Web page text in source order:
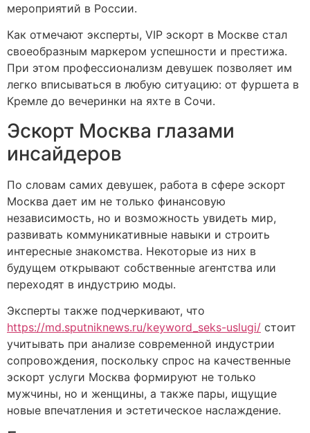
мероприятий в России.
Как отмечают эксперты, VIP эскорт в Москве стал
своеобразным маркером успешности и престижа.
При этом профессионализм девушек позволяет им
легко вписываться в любую ситуацию: от фуршета в
Кремле до вечеринки на яхте в Сочи.
Эскорт Москва глазами
инсайдеров
По словам самих девушек, работа в сфере эскорт
Москва дает им не только финансовую
независимость, но и возможность увидеть мир,
развивать коммуникативные навыки и строить
интересные знакомства. Некоторые из них в
будущем открывают собственные агентства или
переходят в индустрию моды.
Эксперты также подчеркивают, что
https://md.sputniknews.ru/keyword_seks-uslugi/ стоит
учитывать при анализе современной индустрии
сопровождения, поскольку спрос на качественные
эскорт услуги Москва формируют не только
мужчины, но и женщины, а также пары, ищущие
новые впечатления и эстетическое наслаждение.